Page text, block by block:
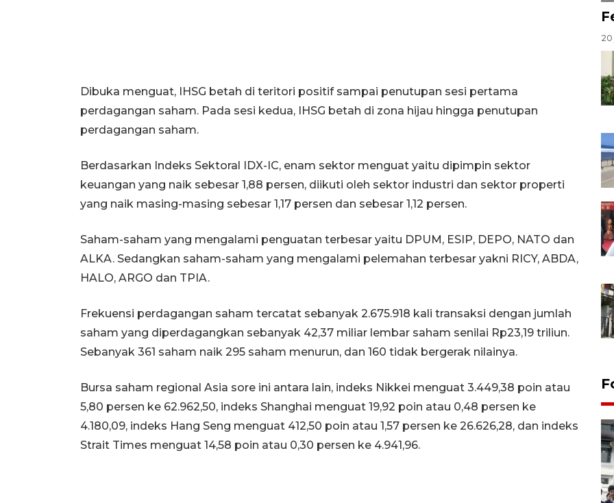
Dibuka menguat, IHSG betah di teritori positif sampai penutupan sesi pertama
perdagangan saham. Pada sesi kedua, IHSG betah di zona hijau hingga penutupan
perdagangan saham.
Berdasarkan Indeks Sektoral IDX-IC, enam sektor menguat yaitu dipimpin sektor
keuangan yang naik sebesar 1,88 persen, diikuti oleh sektor industri dan sektor properti
yang naik masing-masing sebesar 1,17 persen dan sebesar 1,12 persen.
Saham-saham yang mengalami penguatan terbesar yaitu DPUM, ESIP, DEPO, NATO dan
ALKA. Sedangkan saham-saham yang mengalami pelemahan terbesar yakni RICY, ABDA,
HALO, ARGO dan TPIA.
Frekuensi perdagangan saham tercatat sebanyak 2.675.918 kali transaksi dengan jumlah
saham yang diperdagangkan sebanyak 42,37 miliar lembar saham senilai Rp23,19 triliun.
Sebanyak 361 saham naik 295 saham menurun, dan 160 tidak bergerak nilainya.
Bursa saham regional Asia sore ini antara lain, indeks Nikkei menguat 3.449,38 poin atau
5,80 persen ke 62.962,50, indeks Shanghai menguat 19,92 poin atau 0,48 persen ke
4.180,09, indeks Hang Seng menguat 412,50 poin atau 1,57 persen ke 26.626,28, dan indeks
Strait Times menguat 14,58 poin atau 0,30 persen ke 4.941,96.
20